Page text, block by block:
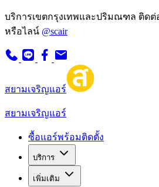
บริการเขตกรุงเทพและปริมณฑล ติดต่
หรือไลน์ @scair
สยามเจริญแอร์
สยามเจริญแอร์
ซื้อแอร์พร้อมติดตั้ง
บริการ
เพิ่มเติม